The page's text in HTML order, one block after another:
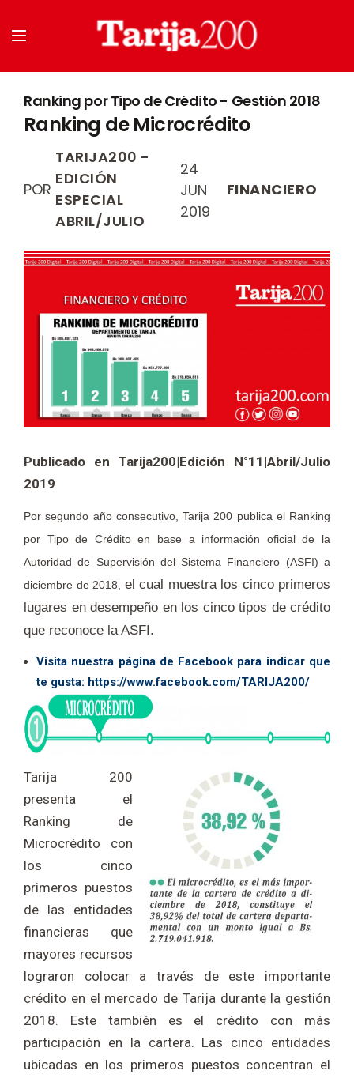
Ranking por Tipo de Crédito - Gestión 2018
Ranking de Microcrédito
POR
TARIJA200 -
EDICIÓN
ESPECIAL
ABRIL/JULIO
24
JUN
2019
FINANCIERO
Publicado en Tarija200|Edición N°11|Abril/Julio
2019
Por segundo año consecutivo, Tarija 200 publica el Ranking
por Tipo de Crédito en base a información oficial de la
Autoridad de Supervisión del Sistema Financiero (ASFI) a
diciembre de 2018, el cual muestra los cinco primeros
lugares en desempeño en los cinco tipos de crédito
que reconoce la ASFI.
Visita nuestra página de Facebook para indicar que
te gusta: https://www.facebook.com/TARIJA200/
Tarija 200
presenta el
Ranking de
Microcrédito con
los cinco
primeros puestos
de las entidades
financieras que
mayores recursos
lograron colocar a través de este importante
crédito en el mercado de Tarija durante la gestión
2018. Este también es el crédito con más
participación en la cartera. Las cinco entidades
ubicadas en los primeros puestos concentran el